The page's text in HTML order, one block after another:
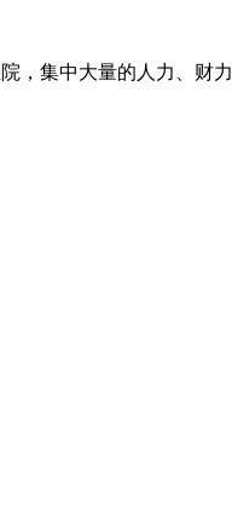
，集中大量的人力、财